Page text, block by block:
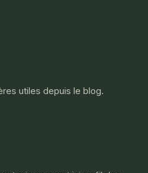
utiles depuis le blog.